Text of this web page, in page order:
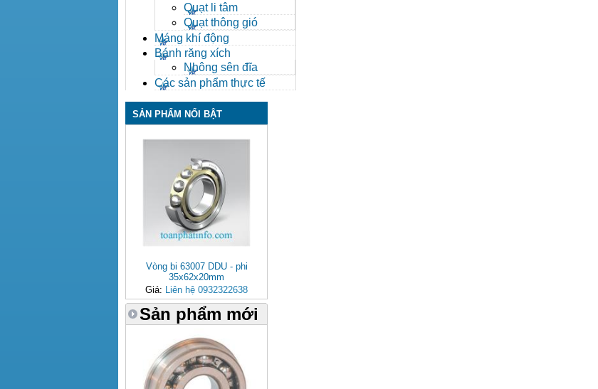
Quạt li tâm
Quạt thông gió
Máng khí động
Bánh răng xích
Nhông sên đĩa
Các sản phẩm thực tế
SẢN PHẨM NỔI BẬT
Vòng bi 63007 DDU - phi
35x62x20mm
Giá: Liên hệ 0932322638
Sản phẩm mới